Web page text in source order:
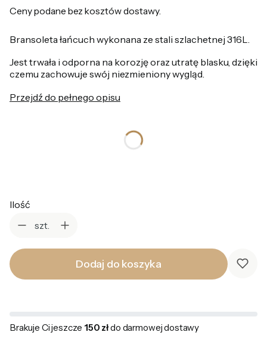
Ceny podane bez kosztów dostawy.
Bransoleta łańcuch wykonana ze stali szlachetnej 316L.
Jest trwała i odporna na korozję oraz utratę blasku, dzięki
czemu zachowuje swój niezmieniony wygląd.
Przejdź do pełnego opisu
Ilość
szt.
Dodaj do koszyka
Brakuje Ci jeszcze 150 złdo darmowej dostawy